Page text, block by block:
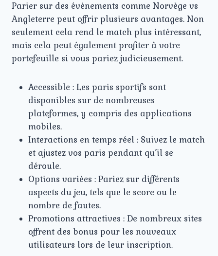
Parier sur des événements comme Norvège vs
Angleterre peut offrir plusieurs avantages. Non
seulement cela rend le match plus intéressant,
mais cela peut également profiter à votre
portefeuille si vous pariez judicieusement.
Accessible : Les paris sportifs sont
disponibles sur de nombreuses
plateformes, y compris des applications
mobiles.
Interactions en temps réel : Suivez le match
et ajustez vos paris pendant qu’il se
déroule.
Options variées : Pariez sur différents
aspects du jeu, tels que le score ou le
nombre de fautes.
Promotions attractives : De nombreux sites
offrent des bonus pour les nouveaux
utilisateurs lors de leur inscription.